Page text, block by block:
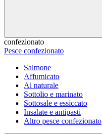
confezionato
Pesce confezionato
Salmone
Affumicato
Al naturale
Sottolio e marinato
Sottosale e essiccato
Insalate e antipasti
Altro pesce confezionato